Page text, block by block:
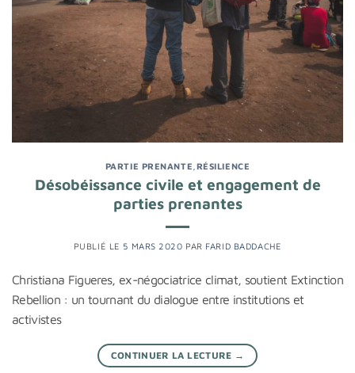
PARTIE PRENANTE RÉSILIENCE
Désobéissance civile et engagement de
parties prenantes
PUBLIÉ LE 5 MARS 2020 PAR FARID BADDACHE
Christiana Figueres, ex-négociatrice climat, soutient Extinction
Rebellion : un tournant du dialogue entre institutions et
activistes
CONTINUER LA LECTURE →